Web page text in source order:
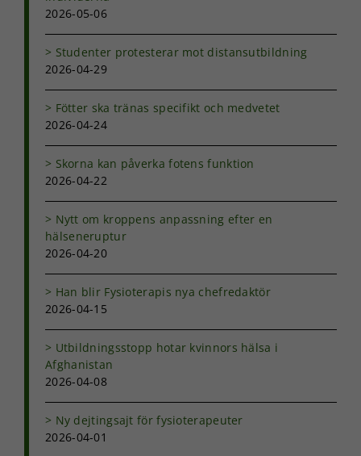
2026-05-06
Studenter protesterar mot distansutbildning
2026-04-29
Fötter ska tränas specifikt och medvetet
2026-04-24
Skorna kan påverka fotens funktion
2026-04-22
Nytt om kroppens anpassning efter en
hälseneruptur
2026-04-20
Han blir Fysioterapis nya chefredaktör
2026-04-15
Utbildningsstopp hotar kvinnors hälsa i
Afghanistan
2026-04-08
Ny dejtingsajt för fysioterapeuter
2026-04-01
För att vi ska
kunna
och
baserat på
hur
hemsida ska
prestera så
Om du nekar
att försvinna